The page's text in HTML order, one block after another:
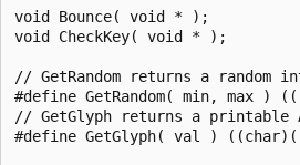
void Bounce( void * );
void CheckKey( void * );
// GetRandom returns a random
#define GetRandom( min, max
// GetGlyph returns a printable
#define GetGlyph( val )